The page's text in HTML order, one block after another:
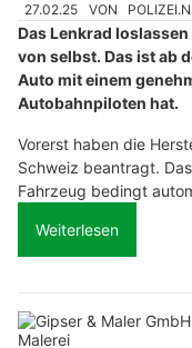
27.02.25 VON
Das Lenkrad
von selbst. Das ist ab
Auto mit einem
Autobahnpiloten hat.
Vorerst haben die
Schweiz beantragt.
Fahrzeug bedingt
Weiterlesen